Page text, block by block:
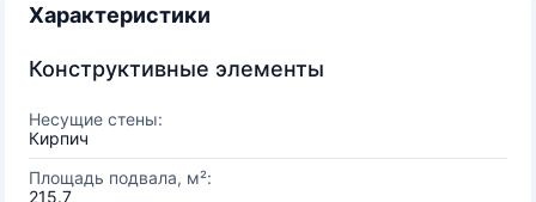
Характеристики
Конструктивные элементы
Несущие стены:
Кирпич
Площадь подвала, м²:
215.7